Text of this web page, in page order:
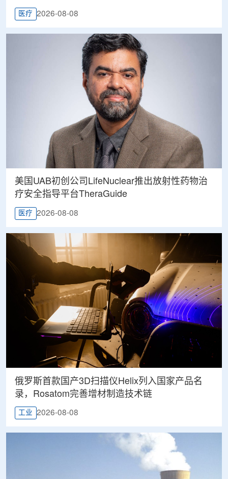
医疗 2026-08-08
美国UAB初创公司LifeNuclear推出放射性药物治
疗安全指导平台TheraGuide
医疗 2026-08-08
俄罗斯首款国产3D扫描仪Helix列入国家产品名
录，Rosatom完善增材制造技术链
工业 2026-08-08